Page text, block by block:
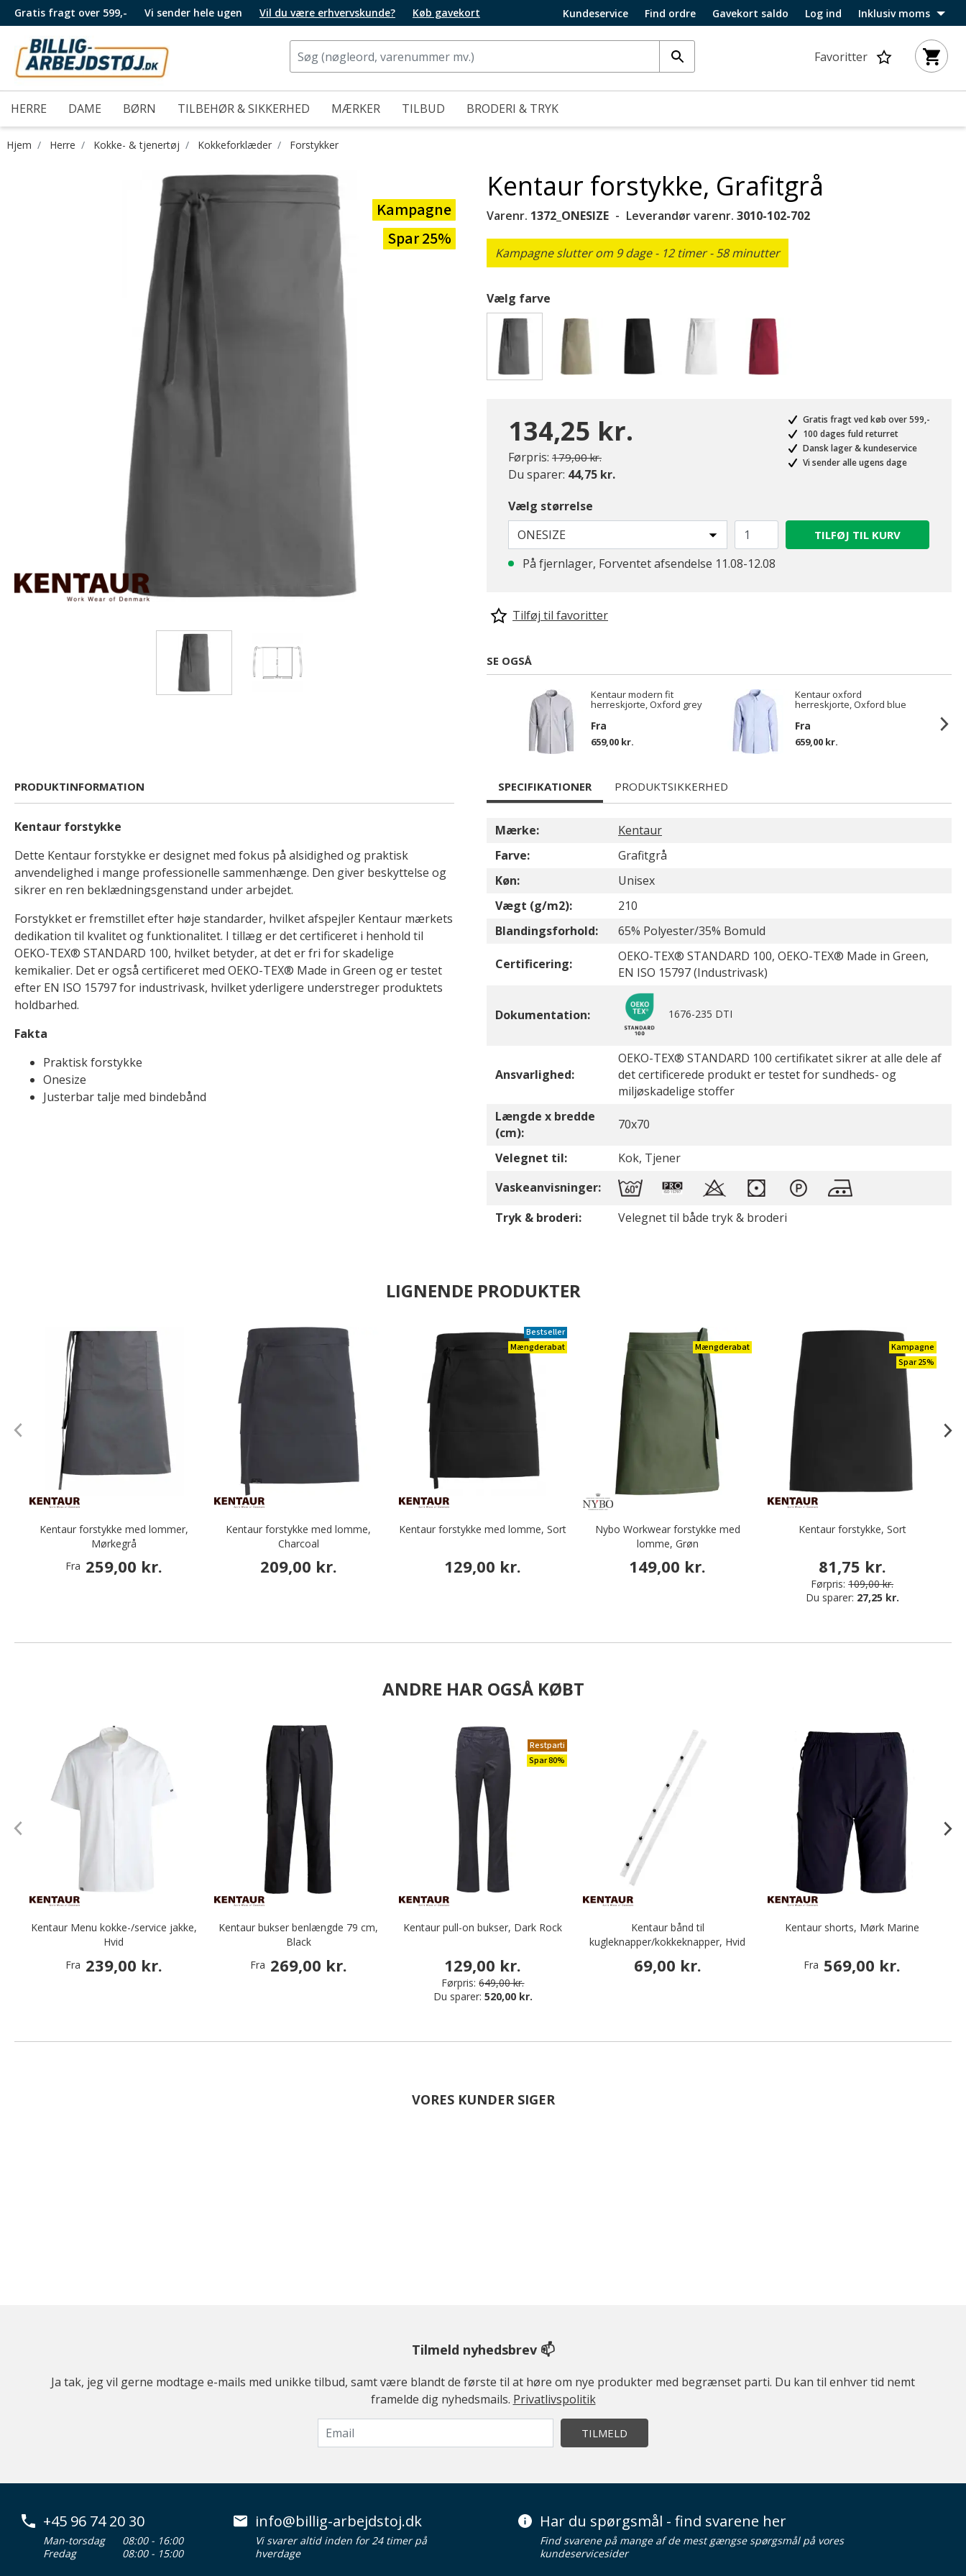
Gratis fragt over 599,- Vi sender hele ugen Vil du være erhvervskunde? Køb gavekort Kundeservice Find ordre Gavekort saldo Log ind Inklusiv moms
Favoritter
HERRE DAME BØRN TILBEHØR & SIKKERHED MÆRKER TILBUD BRODERI & TRYK
Hjem Herre Kokke- & tjenertøj Kokkeforklæder Forstykker
Kampagne
Spar 25%
Kentaur forstykke, Grafitgrå
Varenr. 1372_ONESIZE Leverandør varenr. 3010-102-702
Kampagne slutter om 9 dage - 12 timer - 58 minutter
Vælg farve
134,25 kr.
Førpris: Pris nedsat fra
179,00 kr.til
Du sparer: 44,75 kr.
Gratis fragt ved køb over 599,-
100 dages fuld returret
Dansk lager & kundeservice
Vi sender alle ugens dage
Vælg størrelse
ONESIZE
TILFØJ TIL KURV
På fjernlager, Forventet afsendelse 11.08-12.08
Tilføj til favoritter
SE OGSÅ
Kentaur modern fit
herreskjorte, Oxford grey
Fra
659,00 kr.
Kentaur oxford
herreskjorte, Oxford blue
Fra
659,00 kr.
PRODUKTINFORMATION
Kentaur forstykke
Dette Kentaur forstykke er designet med fokus på alsidighed og praktisk
anvendelighed i mange professionelle sammenhænge. Den giver beskyttelse og
sikrer en ren beklædningsgenstand under arbejdet.
Forstykket er fremstillet efter høje standarder, hvilket afspejler Kentaur mærkets
dedikation til kvalitet og funktionalitet. I tillæg er det certificeret i henhold til
OEKO-TEX® STANDARD 100, hvilket betyder, at det er fri for skadelige
kemikalier. Det er også certificeret med OEKO-TEX® Made in Green og er testet
efter EN ISO 15797 for industrivask, hvilket yderligere understreger produktets
holdbarhed.
Fakta
Praktisk forstykke
Onesize
Justerbar talje med bindebånd
SPECIFIKATIONER PRODUKTSIKKERHED
Mærke:
Kentaur
Farve:
Grafitgrå
Køn:
Unisex
Vægt (g/m2):
210
Blandingsforhold:
65% Polyester/35% Bomuld
Certificering:
OEKO-TEX® STANDARD 100, OEKO-TEX® Made in Green,
EN ISO 15797 (Industrivask)
Dokumentation: 1676-235 DTI
Ansvarlighed:
OEKO-TEX® STANDARD 100 certifikatet sikrer at alle dele af
det certificerede produkt er testet for sundheds- og
miljøskadelige stoffer
Længde x bredde
(cm):
70x70
Velegnet til:
Kok, Tjener
Vaskeanvisninger:
Tryk & broderi:
Velegnet til både tryk & broderi
LIGNENDE PRODUKTER
Kentaur forstykke med lommer,
Mørkegrå
Fra 259,00 kr.
Kentaur forstykke med lomme,
Charcoal
209,00 kr.
Bestseller
Mængderabat
Kentaur forstykke med lomme, Sort
129,00 kr.
Mængderabat
Nybo Workwear forstykke med
lomme, Grøn
149,00 kr.
Kampagne
Spar 25%
Kentaur forstykke, Sort
81,75 kr.
Førpris: 109,00 kr.
Du sparer: 27,25 kr.
ANDRE HAR OGSÅ KØBT
Kentaur Menu kokke-/service jakke,
Hvid
Fra 239,00 kr.
Kentaur bukser benlængde 79 cm,
Black
Fra 269,00 kr.
Restparti
Spar 80%
Kentaur pull-on bukser, Dark Rock
129,00 kr.
Førpris: 649,00 kr.
Du sparer: 520,00 kr.
Kentaur bånd til
kugleknapper/kokkeknapper, Hvid
69,00 kr.
Kentaur shorts, Mørk Marine
Fra 569,00 kr.
VORES KUNDER SIGER
Tilmeld nyhedsbrev 📫
Ja tak, jeg vil gerne modtage e-mails med unikke tilbud, samt være blandt de første til at høre om nye produkter med begrænset parti. Du kan til enhver tid nemt
framelde dig nyhedsmails. Privatlivspolitik
TILMELD
+45 96 74 20 30
Man-torsdag
08:00 - 16:00
Fredag
08:00 - 15:00
info@billig-arbejdstoj.dk
Vi svarer altid inden for 24 timer på
hverdage
Har du spørgsmål - find svarene her
Find svarene på mange af de mest gængse spørgsmål på vores
kundeservicesider